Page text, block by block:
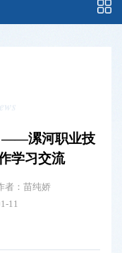
——漯河职业技
学习交流
者：苗纯娇
11